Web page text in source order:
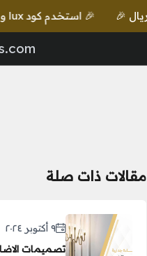
🎉 استخدم كود lux واحصل على خصم إضافي مع شحن مجاني للطلبات بقيمة 649 ريال 🎉
مقالات ذات صلة
٩ أكتوبر ٢٠٢٤
تصميمات